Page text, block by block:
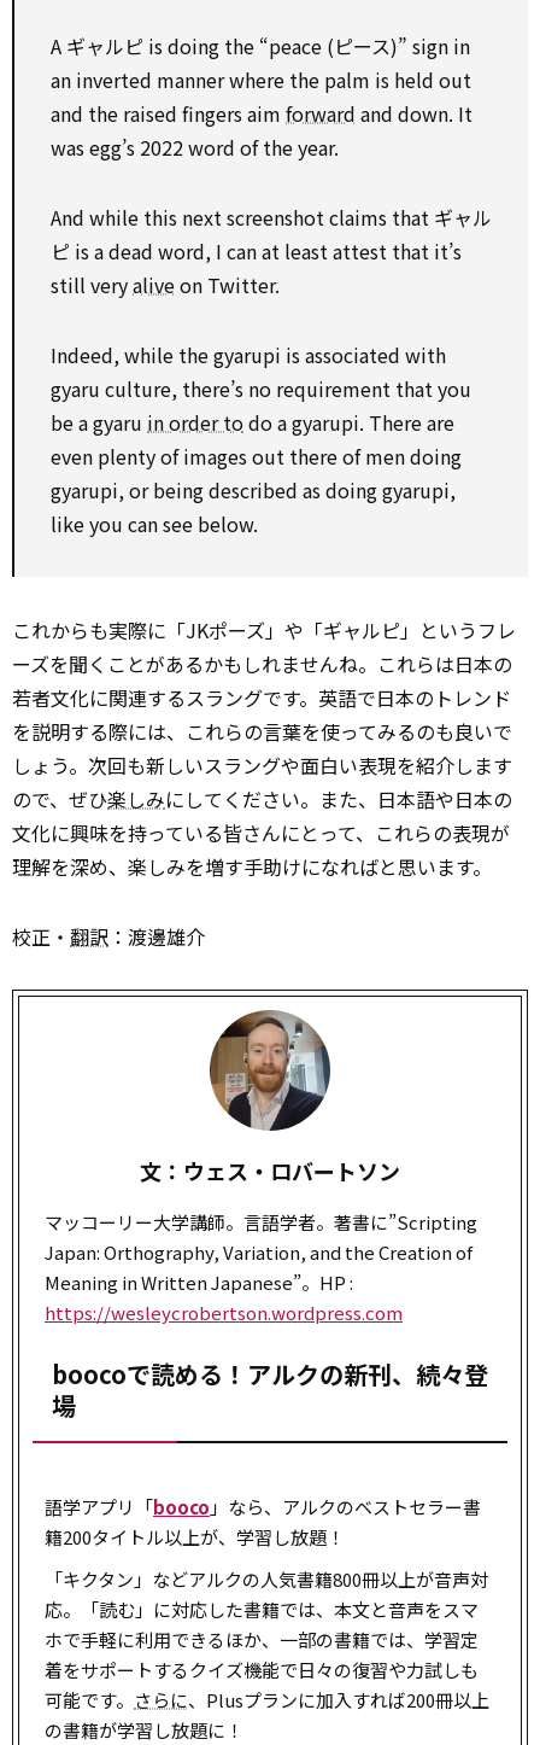
A ギャルピ is doing the “peace (ピース)” sign in
an inverted manner where the palm is held out
and the raised fingers aim forward and down. It
was egg’s 2022 word of the year.
And while this next screenshot claims that ギャル
ピ is a dead word, I can at least attest that it’s
still veryaliveon Twitter.
Indeed, while the gyarupi is associated with
gyaru culture, there’s no requirement that you
be a gyaru in order todo a gyarupi. There are
even plenty of images out there of men doing
gyarupi, or being described as doing gyarupi,
like you can see below.
これからも実際に「JKポーズ」や「ギャルピ」というフレ
ーズを聞くことがあるかもしれませんね。これらは日本の
若者文化に関連するスラングです。英語で日本のトレンド
を説明する際には、これらの言葉を使ってみるのも良いで
しょう。次回も新しいスラングや面白い表現を紹介します
ので、ぜひ楽しみにしてください。また、日本語や日本の
文化に興味を持っている皆さんにとって、これらの表現が
理解を深め、楽しみを増す手助けになればと思います。
校正・ 翻訳 ：渡邊雄介
文：ウェス・ロバートソン
マッコーリー大学講師。言語学者。著書に”Scripting
Japan: Orthography, Variation, and the Creation of
Meaning in Written Japanese”。HP :
https://wesleycrobertson.wordpress.com
boocoで読める！アルクの新刊、続々登
場
語学アプリ「booco 」なら、アルクのベストセラー書
籍200タイトル以上が、学習し放題！
「キクタン」などアルクの人気書籍800冊以上が音声対
応。「読む」に対応した書籍では、本文と音声をスマ
ホで手軽に利用できるほか、一部の書籍では、学習定
着をサポートするクイズ機能で日々の復習や力試しも
可能です。 さらに、Plusプランに加入すれば200冊以上
の書籍が学習し放題に！